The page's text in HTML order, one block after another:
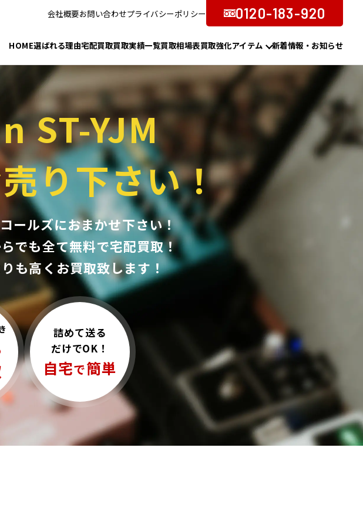
会社概要お問い合わせプライバシーポリシー 0120-183-920
HOME選ばれる理由宅配買取買取実績一覧買取相場表買取強化アイテム 新着情報・お知らせ
ST-YJM
り下さい！
ールズにおまかせ下さい！
でも全て無料で宅配買取！
も高くお買取致します！
詰めて送る
だけでOK！
自宅で簡単